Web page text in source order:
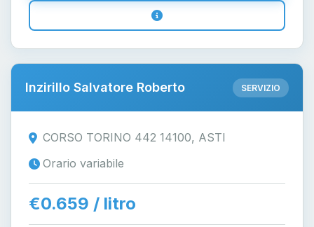
Inzirillo Salvatore Roberto SERVIZIO
CORSO TORINO 442 14100, ASTI
Orario variabile
€0.659 / litro